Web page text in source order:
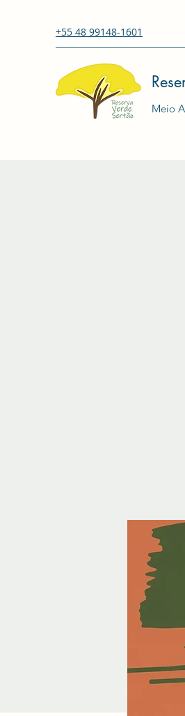
+55 48 99148-1601
Meio